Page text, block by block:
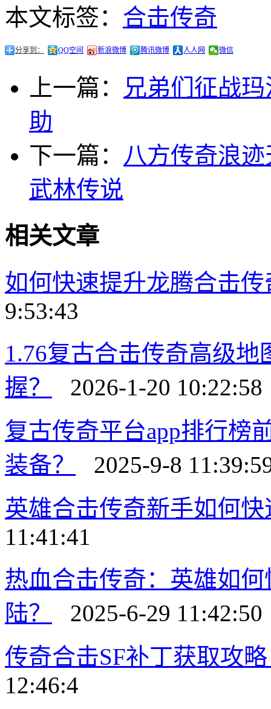
本文标签： 合击传奇
分享到： QQ空间 新浪微博 腾讯微博 人人网 微信
上一篇：
兄弟们征战
助
下一篇： 八方传奇浪
武林传说
相关文章
如何快速提升龙腾合击
9:53:43
1.76复古合击传奇高级
握？
2026-1-20 10:22:58
复古传奇平台app排行榜
装备？
2025-9-8
英雄合击传奇新手如何
11:41:41
热血合击传奇：英雄如
陆？
2025-6-29 11:42:50
传奇合击SF补丁获取攻
12:46:4